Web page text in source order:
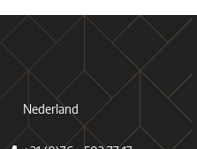
Nederland